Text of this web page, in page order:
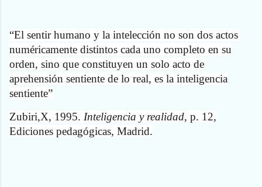
“El sentir humano y la intelección no son dos actos
numéricamente distintos cada uno completo en su
orden, sino que constituyen un solo acto de
aprehensión sentiente de lo real, es la inteligencia
sentiente”
Zubiri,X, 1995. Inteligencia y realidad, p. 12,
Ediciones pedagógicas, Madrid.